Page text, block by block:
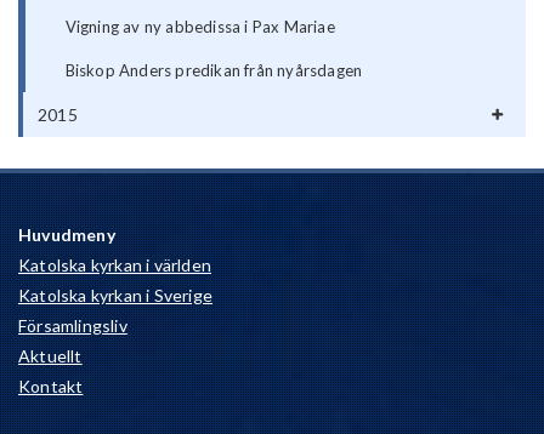
Vigning av ny abbedissa i Pax Mariae
Biskop Anders predikan från nyårsdagen
2015
Huvudmeny
Katolska kyrkan i världen
Katolska kyrkan i Sverige
Församlingsliv
Aktuellt
Kontakt